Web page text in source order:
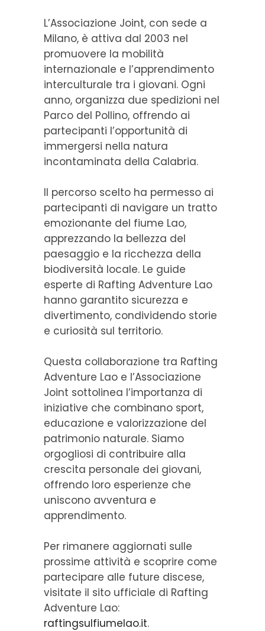
L’Associazione Joint, con sede a
Milano, è attiva dal 2003 nel
promuovere la mobilità
internazionale e l’apprendimento
interculturale tra i giovani. Ogni
anno, organizza due spedizioni nel
Parco del Pollino, offrendo ai
partecipanti l’opportunità di
immergersi nella natura
incontaminata della Calabria.
Il percorso scelto ha permesso ai
partecipanti di navigare un tratto
emozionante del fiume Lao,
apprezzando la bellezza del
paesaggio e la ricchezza della
biodiversità locale. Le guide
esperte di Rafting Adventure Lao
hanno garantito sicurezza e
divertimento, condividendo storie
e curiosità sul territorio.​
Questa collaborazione tra Rafting
Adventure Lao e l’Associazione
Joint sottolinea l’importanza di
iniziative che combinano sport,
educazione e valorizzazione del
patrimonio naturale. Siamo
orgogliosi di contribuire alla
crescita personale dei giovani,
offrendo loro esperienze che
uniscono avventura e
apprendimento.​
Per rimanere aggiornati sulle
prossime attività e scoprire come
partecipare alle future discese,
visitate il sito ufficiale di Rafting
Adventure Lao:
raftingsulfiumelao.it.